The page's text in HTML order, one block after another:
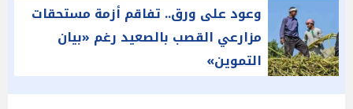
وعود على ورق.. تفاقم أزمة مستحقات
مزارعي القصب بالصعيد رغم «بيان
التموين»